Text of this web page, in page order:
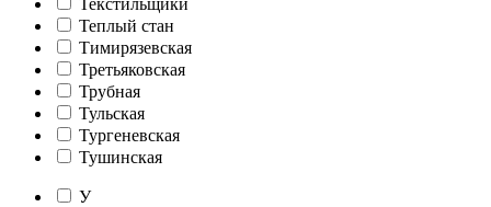
Теплый стан
Тимирязевская
Третьяковская
Трубная
Тульская
Тургеневская
Тушинская
У